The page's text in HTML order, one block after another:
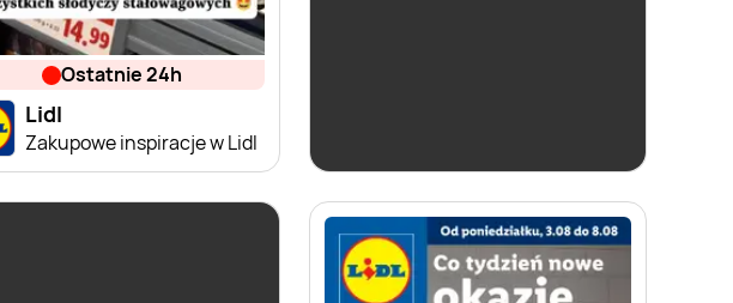
ostatnie 24h
Lidl
Zakupowe inspiracje w Lidl